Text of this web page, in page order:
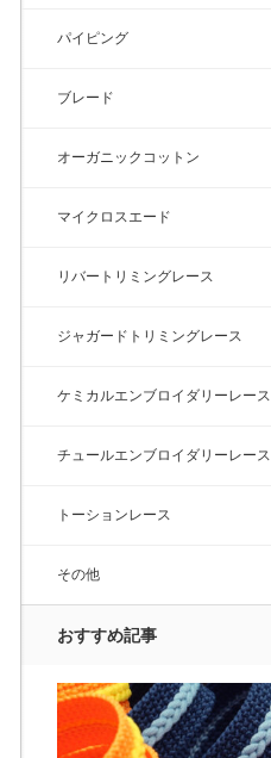
パイピング
ブレード
オーガニックコットン
マイクロスエード
リバートリミングレース
ジャガードトリミングレース
ケミカルエンブロイダリーレース
チュールエンブロイダリーレース
トーションレース
その他
おすすめ記事